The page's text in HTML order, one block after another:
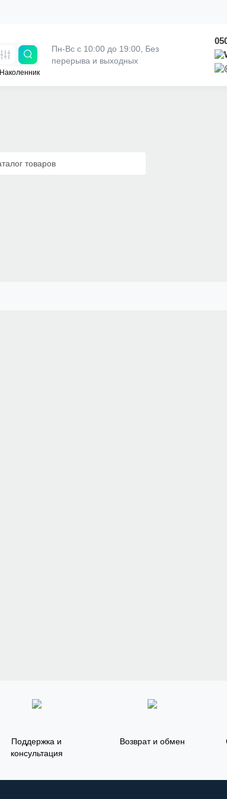
Пн-Вс с 10:00 до 19:00, Без
перерыва и выходных
Наколенник
Поддержка и
консультация
Возврат и обмен